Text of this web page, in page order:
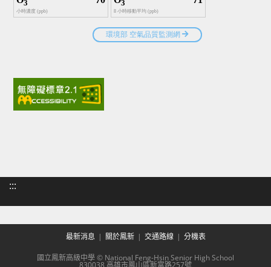
:::
最新消息 關於鳳新 交通路線 分機表
國立鳳新高級中學 © National Feng-Hsin Senior High School
830038 高雄市鳳山區新富路257號